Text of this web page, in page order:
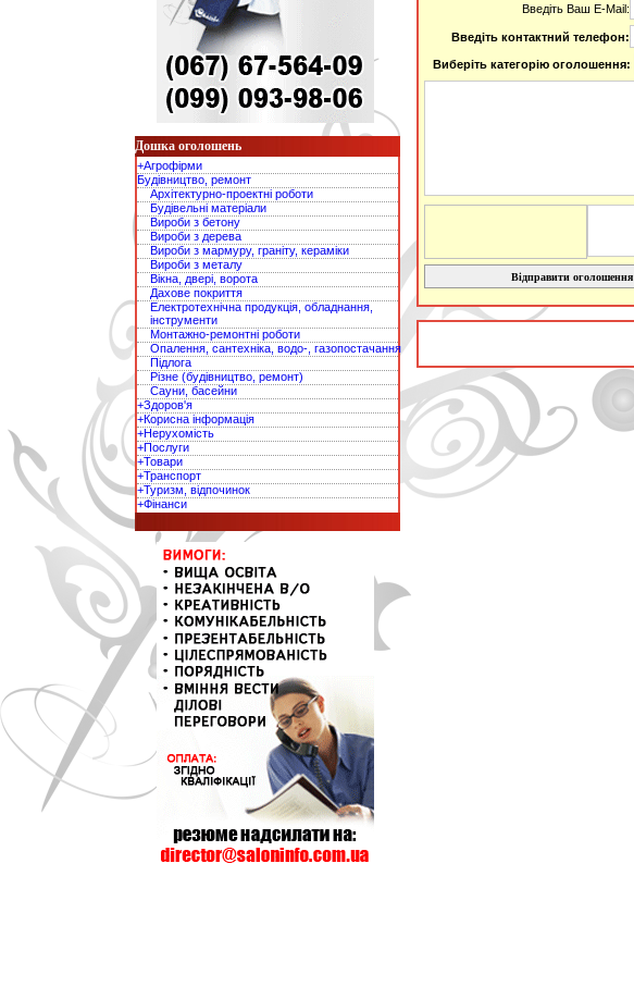
Дошка оголошень
+Агрофірми
Будівництво, ремонт
Архітектурно-проектні роботи
Будівельні матеріали
Вироби з бетону
Вироби з дерева
Вироби з мармуру, граніту, кераміки
Вироби з металу
Вікна, двері, ворота
Дахове покриття
Електротехнічна продукція, обладнання,
інструменти
Монтажно-ремонтні роботи
Опалення, сантехніка, водо-, газопостачання
Підлога
Різне (будівництво, ремонт)
Сауни, басейни
+Здоров'я
+Корисна інформація
+Нерухомість
+Послуги
+Товари
+Транспорт
+Туризм, відпочинок
+Фінанси
Введіть Ваш E-Mail:
Введіть контактний телефон:
Виберіть категорію оголошення:
Відправити оголошення